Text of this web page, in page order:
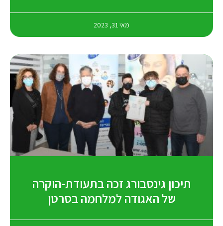
מאי 31, 2023
תיכון גינסבורג זכה בתעודת-הוקרה
של האגודה למלחמה בסרטן